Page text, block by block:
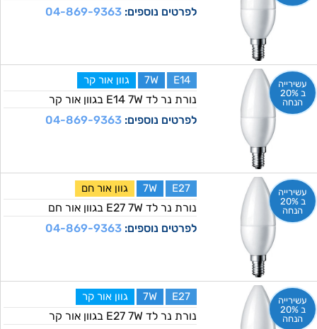
לפרטים נוספים:04-869-9363
עשירייה
ב 20%
הנחה
E14
7W גוון אור קר
נורת נר לד E14 7W בגוון אור קר
לפרטים נוספים:04-869-9363
עשירייה
ב 20%
הנחה
E27
7W גוון אור חם
נורת נר לד E27 7W בגוון אור חם
לפרטים נוספים:04-869-9363
עשירייה
ב 20%
הנחה
E27
7W גוון אור קר
נורת נר לד E27 7W בגוון אור קר